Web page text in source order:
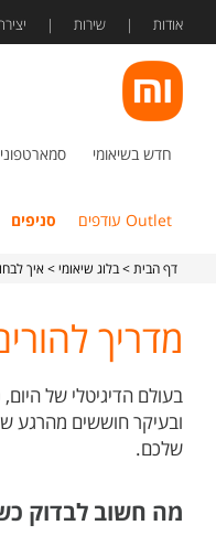
אודות שירות
חדש בשיאומי
Outlet עודפים סניפים
דף הבית>בלוג שיאומי> איך
מדריך
בעולם הדיגיטלי של
ובעיקר חוששים מהרגע
שלכם.
מה חשוב לבדוק